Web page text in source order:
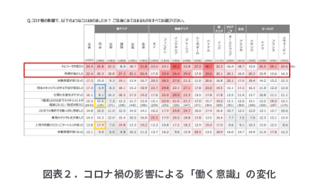
図表２．コロナ禍の影響による「働く意識」の変化